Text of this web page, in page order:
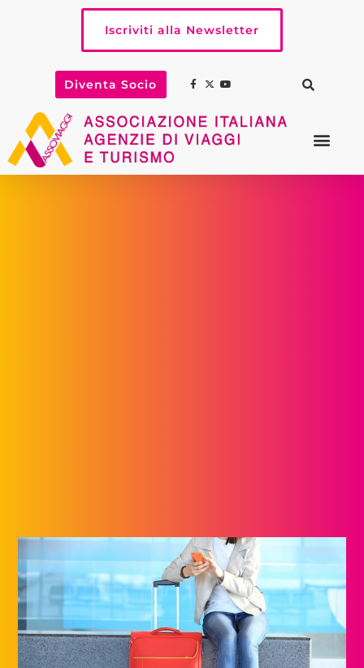
Iscriviti alla Newsletter
Diventa Socio